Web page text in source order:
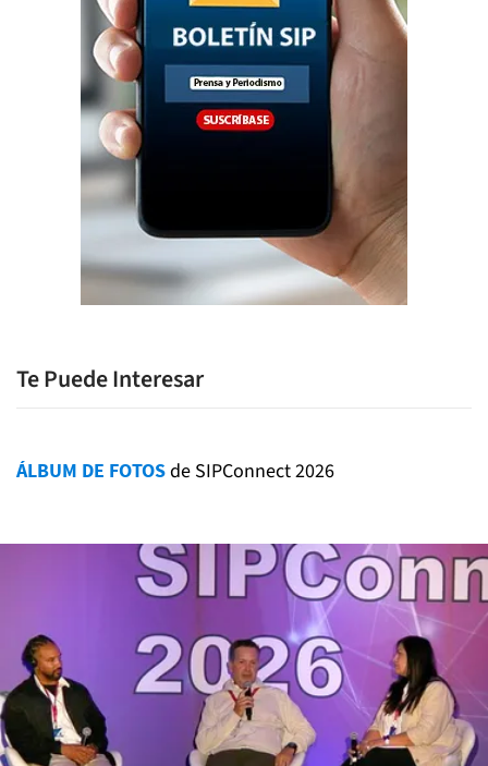
Te Puede Interesar
ÁLBUM DE FOTOSde SIPConnect 2026